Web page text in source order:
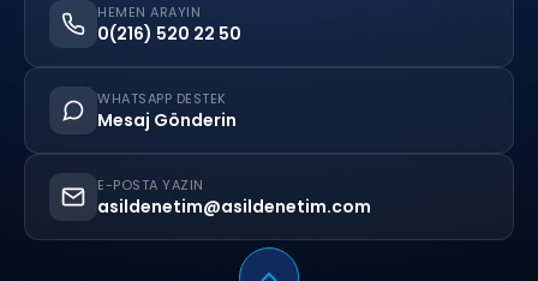
HEMEN ARAYIN
0(216) 520 22 50
WHATSAPP DESTEK
Mesaj Gönderin
E-POSTA YAZIN
asildenetim@asildenetim.com